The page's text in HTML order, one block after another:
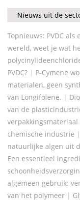
Nieuws uit de
Topnieuws: PVDC
wereld, weet je wat
polycinylideenchloride
PVDC? | P-Cymene
materialen, geen
van Longifolene. |
van de
verpakkingsmateriaal
chemische industrie |
natuurlijke algen uit
Een essentieel
algemeen gebruik:
van het polymeer |